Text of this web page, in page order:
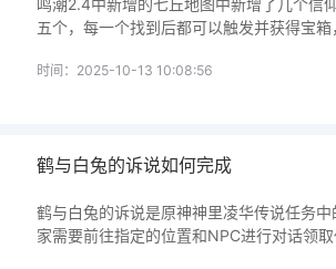
鸣潮2.4中新增的七丘地图中新增了几个信
五个，每一个找到后都可以触发并获得宝
时间：2025-10-13 10:08:56
鹤与白兔的诉说如何完成
鹤与白兔的诉说是原神神里凌华传说任务
家需要前往指定的位置和NPC进行对话领